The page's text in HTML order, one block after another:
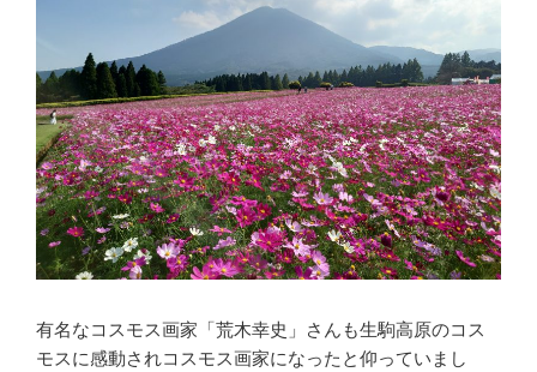
有名なコスモス画家「荒木幸史」さんも生駒高原のコス
モスに感動されコスモス画家になったと仰っていまし